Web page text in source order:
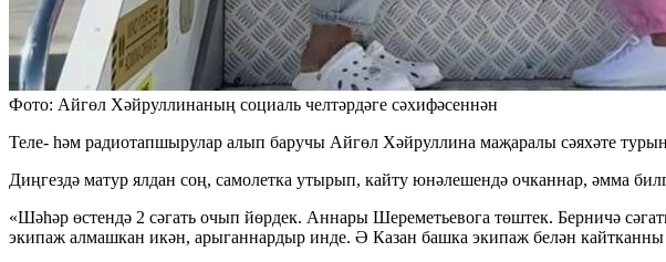
Фото: Айгөл Хәйруллинаның социаль челтәрдәге сәхифәсеннән
Теле- һәм радиотапшырулар алып баручы Айгөл Хәйруллина маҗаралы сәяхәте
Диңгездә матур ялдан соң, самолетка утырып, кайту юнәлешендә очканнар, әмма
«Шәһәр өстендә 2 сәгать очып йөрдек. Аннары Шереметьевога төштек. Берничә
экипаж алмашкан икән, арыганнардыр инде. Ә Казан башка экипаж белән